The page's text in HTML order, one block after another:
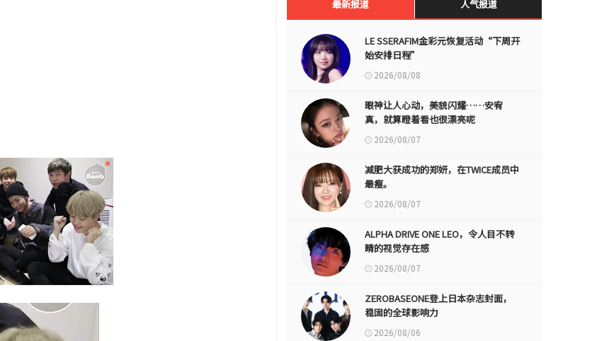
最新报道 人气报道
LE SSERAFIM金彩元恢复活动“下周开
始安排日程”
2026/08/08
眼神让人心动，美貌闪耀……安宥
真，就算瞪着看也很漂亮呢
2026/08/07
减肥大获成功的郑妍，在TWICE成员中
最瘦。
2026/08/07
ALPHA DRIVE ONE LEO，令人目不转
睛的视觉存在感
2026/08/07
ZEROBASEONE登上日本杂志封面，
稳固的全球影响力
2026/08/06